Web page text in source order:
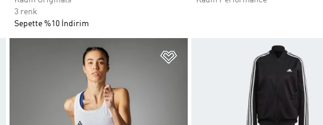
3 renk
Sepette %10 İndirim
Favori Listesine Ekle Favori Listesine Ekle